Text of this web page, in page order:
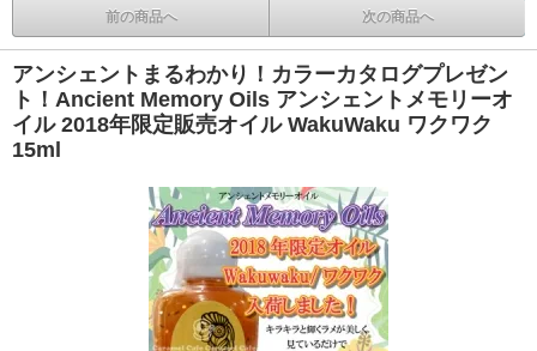
前の商品へ 次の商品へ
アンシェントまるわかり！カラーカタログプレゼン
ト！Ancient Memory Oils アンシェントメモリーオ
イル 2018年限定販売オイル WakuWaku ワクワク
15ml